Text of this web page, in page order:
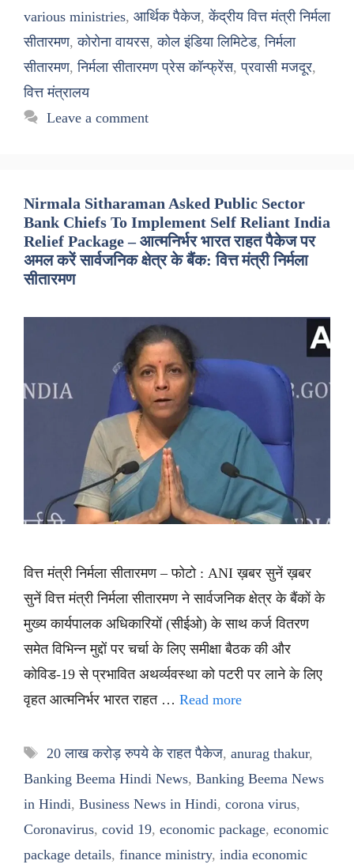
various ministries, आर्थिक पैकेज,केंद्रीय वित्त मंत्री निर्मला
सीतारमण,कोरोना वायरस,कोल इंडिया लिमिटेड,निर्मला
सीतारमण,निर्मला सीतारमण प्रेस कॉन्फ्रेंस,प्रवासी मजदूर,
वित्त मंत्रालय
Leave a comment
Nirmala Sitharaman Asked Public Sector
Bank Chiefs To Implement Self Reliant India
Relief Package – आत्मनिर्भर भारत राहत पैकेज पर
अमल करें सार्वजनिक क्षेत्र के बैंक: वित्त मंत्री निर्मला
सीतारमण
वित्त मंत्री निर्मला सीतारमण – फोटो : ANI ख़बर सुनें ख़बर
सुनें वित्त मंत्री निर्मला सीतारमण ने सार्वजनिक क्षेत्र के बैंकों के
मुख्य कार्यपालक अधिकारियों (सीईओ) के साथ कर्ज वितरण
समेत विभिन्न मुद्दों पर चर्चा के लिए समीक्षा बैठक की और
कोविड-19 से प्रभावित अथर्व्यवस्था को पटरी पर लाने के लिए
वृहत आत्मनिर्भर भारत राहत … Read more
Tags
20 लाख करोड़ रुपये के राहत पैकेज, anurag thakur,
Banking Beema Hindi News, Banking Beema News
in Hindi, Business News in Hindi, corona virus,
Coronavirus, covid 19, economic package, economic
package details, finance ministry, india economic